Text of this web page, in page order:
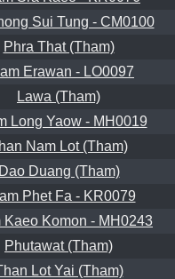
Sui Tung - CM0100
Phra That (Tham)
Erawan - LO0097
Lawa (Tham)
Long Yaow - MH0019
Nam Lot (Tham)
Dao Duang (Tham)
Phet Fa - KR0079
Kaeo Komon - MH0243
Phutawat (Tham)
Lot Yai (Tham)